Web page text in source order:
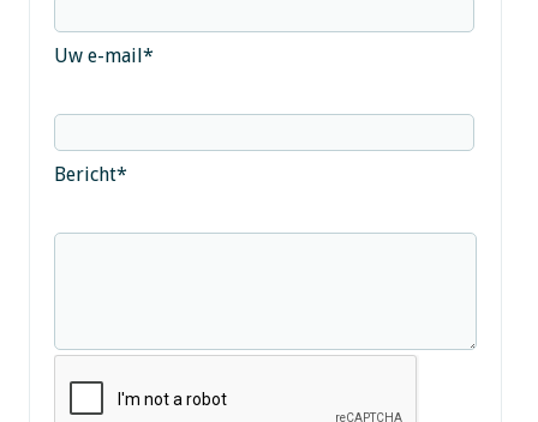
Uw e-mail*
Bericht*